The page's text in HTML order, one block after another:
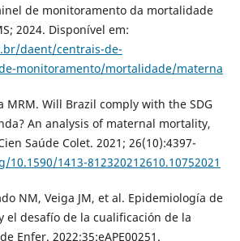
de monitoramento da mortalidade
2024. Disponível em:
daent/centrais-de-
monitoramento/mortalidade/materna
MRM. Will Brazil comply with the SDG
An analysis of maternal mortality,
Saúde Colet. 2021; 26(10):4397-
1413-812320212610.10752021
NM, Veiga JM, et al. Epidemiología de
el desafío de la cualificación de la
Enfer. 2022;35:eAPE00251.